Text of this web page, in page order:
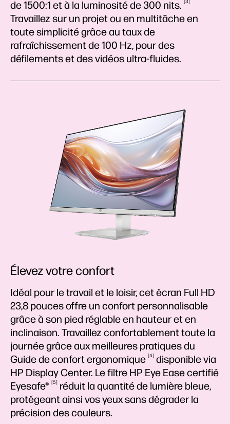
de 1500:1 et à la luminosité de 300 nits. 3
Travaillez sur un projet ou en multitâche en
toute simplicité grâce au taux de
rafraîchissement de 100 Hz, pour des
défilements et des vidéos ultra-fluides.
Élevez votre confort
Idéal pour le travail et le loisir, cet écran Full HD
23,8 pouces offre un confort personnalisable
grâce à son pied réglable en hauteur et en
inclinaison. Travaillez confortablement toute la
journée grâce aux meilleures pratiques du
Guide de confortergonomique 4
disponible via
HP Display Center. Le filtre HP Eye Ease certifié
Eyesafe®
5
réduit la quantité de lumière bleue,
protégeant ainsi vos yeux sans dégrader la
précision des couleurs.